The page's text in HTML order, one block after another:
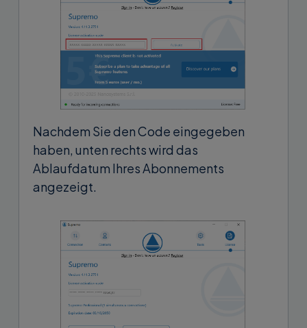
Nachdem Sie den Code eingegeben
haben, unten rechts wird das
Ablaufdatum Ihres Abonnements
angezeigt.